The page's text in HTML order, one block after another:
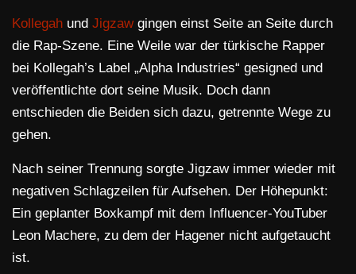
Kollegah und Jigzawgingen einst Seite an Seite durch
die Rap-Szene. Eine Weile war der türkische Rapper
bei Kollegah’s Label „Alpha Industries“ gesigned und
veröffentlichte dort seine Musik. Doch dann
entschieden die Beiden sich dazu, getrennte Wege zu
gehen.
Nach seiner Trennung sorgte Jigzaw immer wieder mit
negativen Schlagzeilen für Aufsehen. Der Höhepunkt:
Ein geplanter Boxkampf mit dem Influencer-YouTuber
Leon Machere, zu dem der Hagener nicht aufgetaucht
ist.